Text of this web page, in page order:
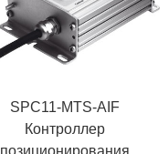
SPC11-MTS-AIF
Контроллер
позиционирования